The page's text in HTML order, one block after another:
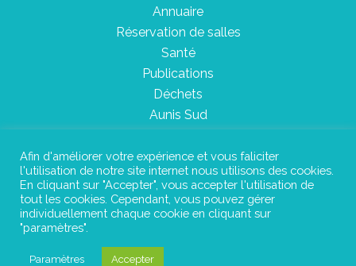
Annuaire
Réservation de salles
Santé
Publications
Déchets
Aunis Sud
Plan du site
Mentions légales
Afin d'améliorer votre expérience et vous faliciter
l'utilisation de notre site internet nous utilisons des cookies.
En cliquant sur "Accepter", vous accepter l'utilisation de
tout les cookies. Cependant, vous pouvez gérer
individuellement chaque cookie en cliquant sur
"paramètres".
Paramètres Accepter